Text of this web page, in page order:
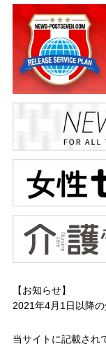
【お知らせ】
2021年4月1日以降の
当サイトに記載され